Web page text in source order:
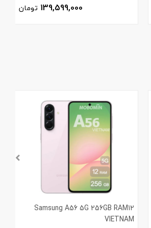
139,599,000 تومان
Samsung A56 5G 256GB RAM12
VIETNAM